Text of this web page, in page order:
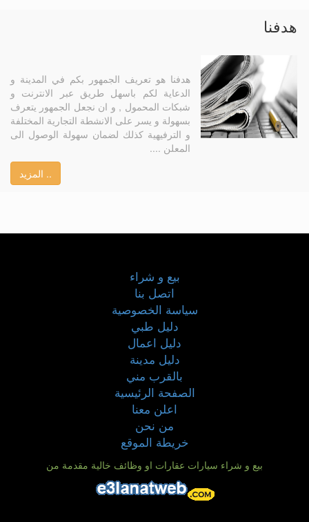
هدفنا
هدفنا هو تعريف الجمهور بكم في المدينة و
الدعاية لكم باسهل طريق عبر الانترنت و
شبكات المحمول , و ان نجعل الجمهور يتعرف
بسهولة و يسر على الانشطة التجارية المختلفة
و الترفيهية كذلك لضمان سهولة الوصول الى
المعلن ....
المزيد ..
بيع و شراء
اتصل بنا
سياسة الخصوصية
دليل طبي
دليل اعمال
دليل مدينة
بالقرب مني
الصفحة الرئيسية
اعلن معنا
من نحن
خريطة الموقع
بيع و شراء سيارات عقارات او وظائف خالية مقدمة من